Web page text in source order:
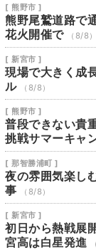
[ 熊野市 ]
熊野尾鷲道路
花火開催で
（8/8）
[ 新宮市 ]
現場で大きく成
ル
（8/8）
[ 熊野市 ]
普段できない
挑戦サマーキャ
[ 那智勝浦町 ]
夜の雰囲気楽
事
（8/8）
[ 新宮市 ]
初日から熱戦
宮高は白星発進